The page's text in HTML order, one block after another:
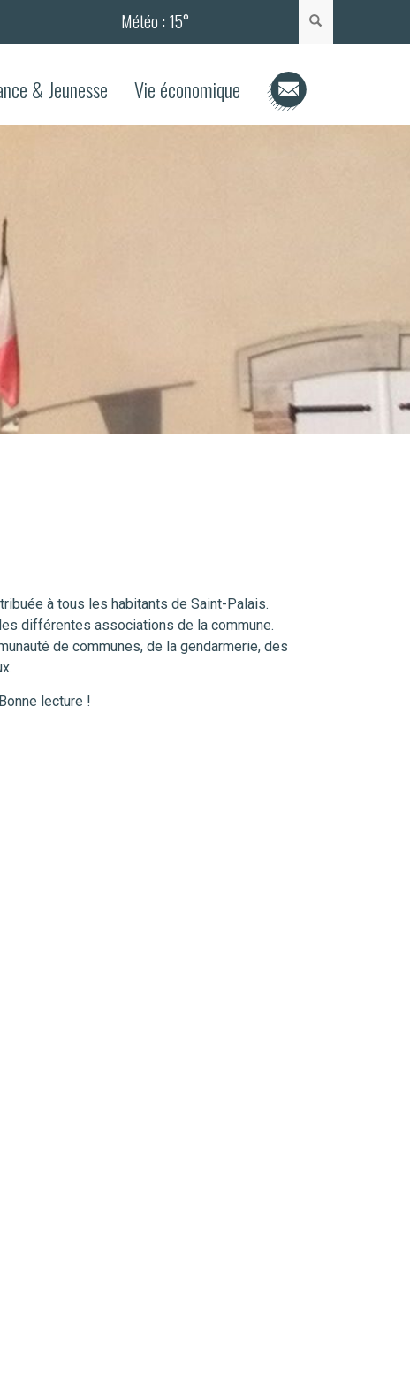
Météo :15°
& Jeunesse Vie économique
à tous les habitants de Saint-Palais.
différentes associations de la commune.
de communes, de la gendarmerie, des
lecture !